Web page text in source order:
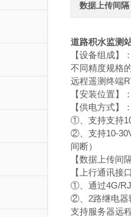
数据上传间隔
道路积水监测
【设备组成】
不同精度规格
远程遥测终端
【安装位置】
【供电方式】：
①、支持支持
②、支持10-
间断）
【数据上传间
【上行通讯接
①、通过4G/
②、2路继电器
支持服务器远